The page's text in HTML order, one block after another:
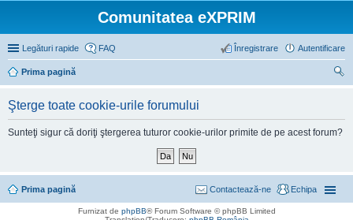
Comunitatea eXPRIM
Legături rapide FAQ Autentificare
Înregistrare
Prima pagină
Şterge toate cookie-urile forumului
Sunteţi sigur că doriţi ştergerea tuturor cookie-urilor primite de pe acest forum?
Prima pagină Echipa
Contactează-ne
Furnizat de phpBB® Forum Software © phpBB Limited